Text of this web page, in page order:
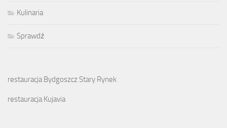
Kulinaria
Sprawdź
restauracja Bydgoszcz Stary Rynek
restauracja Kujavia